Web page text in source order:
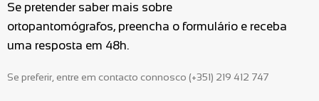
Se pretender saber mais sobre
ortopantomógrafos, preencha o formulário e receba
uma resposta em 48h.
Se preferir, entre em contacto connosco (+351) 219 412 747